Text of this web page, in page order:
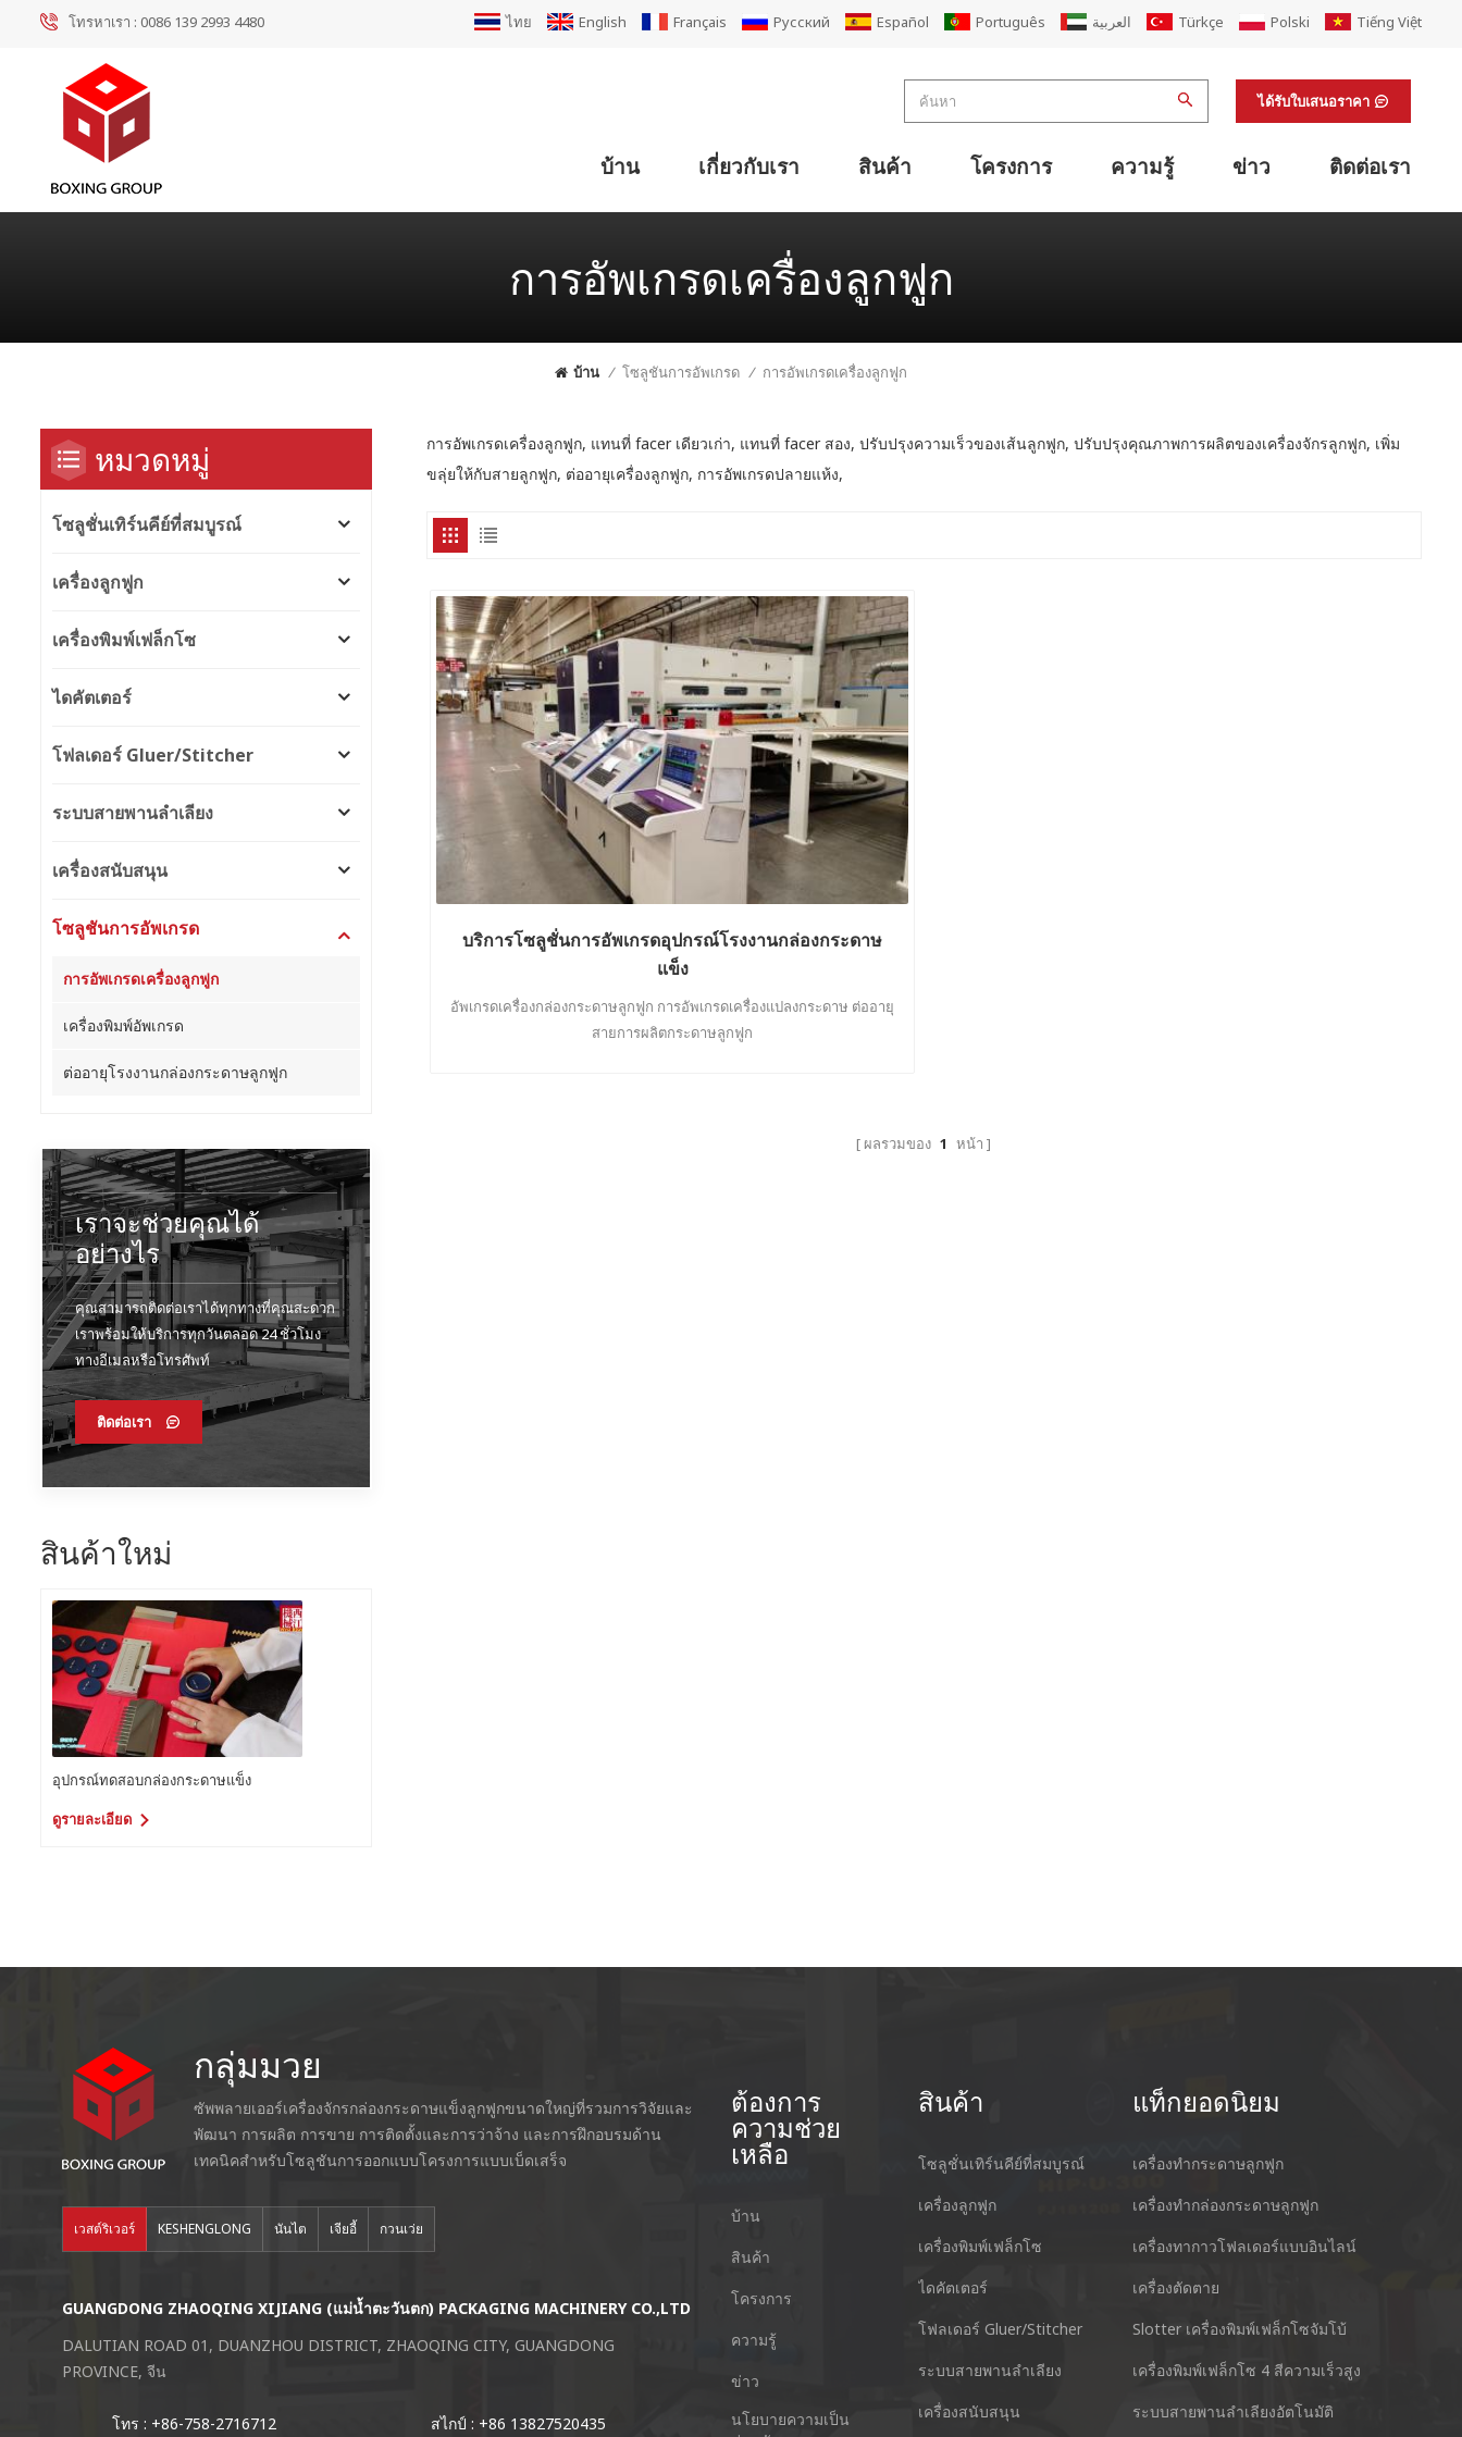
โทรหาเรา : 0086 139 2993 4480 ไทย English Français Русский Español Português العربية Türkçe Polski Tiếng Việt
ได้รับใบเสนอราคา
บ้าน เกี่ยวกับเรา สินค้า โครงการ ความรู้ ข่าว ติดต่อเรา
การอัพเกรดเครื่องลูกฟูก
บ้าน / โซลูชันการอัพเกรด / การอัพเกรดเครื่องลูกฟูก
การอัพเกรดเครื่องลูกฟูก, แทนที่ facer เดียวเก่า, แทนที่ facer สอง, ปรับปรุงความเร็วของเส้นลูกฟูก, ปรับปรุงคุณภาพการผลิตของเครื่องจักรลูกฟูก, เพิ่ม
ขลุ่ยให้กับสายลูกฟูก, ต่ออายุเครื่องลูกฟูก, การอัพเกรดปลายแห้ง,
บริการโซลูชั่นการอัพเกรดอุปกรณ์โรงงานกล่องกระดาษ
แข็ง
อัพเกรดเครื่องกล่องกระดาษลูกฟูก การอัพเกรดเครื่องแปลงกระดาษ ต่ออายุ
สายการผลิตกระดาษลูกฟูก
ผลรวมของ 1 หน้า
หมวดหมู่
โซลูชั่นเทิร์นคีย์ที่สมบูรณ์
เครื่องลูกฟูก
เครื่องพิมพ์เฟล็กโซ
ไดคัตเตอร์
โฟลเดอร์ Gluer/Stitcher
ระบบสายพานลำเลียง
เครื่องสนับสนุน
โซลูชันการอัพเกรด
การอัพเกรดเครื่องลูกฟูก
เครื่องพิมพ์อัพเกรด
ต่ออายุโรงงานกล่องกระดาษลูกฟูก
เราจะช่วยคุณได้
อย่างไร
คุณสามารถติดต่อเราได้ทุกทางที่คุณสะดวก
เราพร้อมให้บริการทุกวันตลอด 24 ชั่วโมง
ทางอีเมลหรือโทรศัพท์
ติดต่อเรา
สินค้าใหม่
อุปกรณ์ทดสอบกล่องกระดาษแข็ง
ดูรายละเอียด
กลุ่มมวย
ซัพพลายเออร์เครื่องจักรกล่องกระดาษแข็งลูกฟูกขนาดใหญ่ที่รวมการวิจัยและ
พัฒนา การผลิต การขาย การติดตั้งและการว่าจ้าง และการฝึกอบรมด้าน
เทคนิคสำหรับโซลูชันการออกแบบโครงการแบบเบ็ดเสร็จ
เวสต์ริเวอร์ KESHENGLONG นันไต เจียอี้ กวนเว่ย
GUANGDONG ZHAOQING XIJIANG (แม่น้ำตะวันตก) PACKAGING MACHINERY CO.,LTD
DALUTIAN ROAD 01, DUANZHOU DISTRICT, ZHAOQING CITY, GUANGDONG
PROVINCE, จีน
โทร : +86-758-2716712 สไกป์ : +86 13827520435
Guangzhou Keshenglong Carton Packing Machine Co.,Ltd.
NO.77 Xieshi Road Zhongcun Town Panyu District Guangzhou Guangdong 511495 ประเทศ
โทร : +86-20-84771416 สไกป์ : +86 13928828361
ต้องการ
ความช่วย
เหลือ
บ้าน
สินค้า
โครงการ
ความรู้
ข่าว
นโยบายความเป็น
สินค้า
โซลูชั่นเทิร์นคีย์ที่สมบูรณ์
เครื่องลูกฟูก
เครื่องพิมพ์เฟล็กโซ
ไดคัตเตอร์
โฟลเดอร์ Gluer/Stitcher
ระบบสายพานลำเลียง
เครื่องสนับสนุน
แท็กยอดนิยม
เครื่องทำกระดาษลูกฟูก
เครื่องทำกล่องกระดาษลูกฟูก
เครื่องทากาวโฟลเดอร์แบบอินไลน์
เครื่องตัดตาย
Slotter เครื่องพิมพ์เฟล็กโซจัมโบ้
เครื่องพิมพ์เฟล็กโซ 4 สีความเร็วสูง
ระบบสายพานลำเลียงอัตโนมัติ